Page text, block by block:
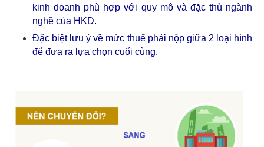
kinh doanh phù hợp với quy mô và đặc thù ngành
nghề của HKD.
Đặc biệt lưu ý về mức thuế phải nộp giữa 2 loại hình
để đưa ra lựa chọn cuối cùng.